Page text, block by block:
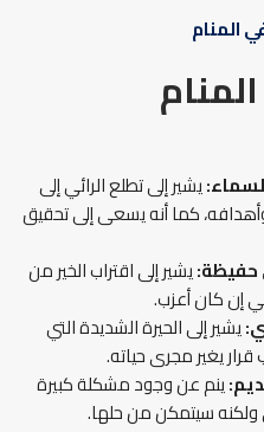
المنام
يشير إلى تطلع الرائي إلى
كما أنه يسعى إلى تحقيق
حفيظة:يشير إلى اقتراب الخير من
إن كان أعزب.
يشير إلى الحيرة الشديدة التي
يغير مجرى حياته.
ينم عن وجود مشكلة كبيرة
ولكنه سيتمكن من حلها.